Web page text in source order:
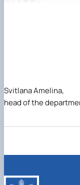
Svitlana Amelina,
head of the